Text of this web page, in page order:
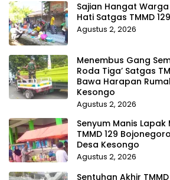
Sajian Hangat
Hati Satgas TMMD
Agustus 2, 2026
Menembus Gang
Roda Tiga’ Satgas
Bawa Harapan
Kesongo
Agustus 2, 2026
Senyum Manis Lapak
TMMD 129
Desa Kesongo
Agustus 2, 2026
Sentuhan Akhir